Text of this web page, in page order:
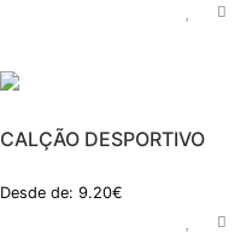
CALÇÃO DESPORTIVO
Desde de: 9.20€